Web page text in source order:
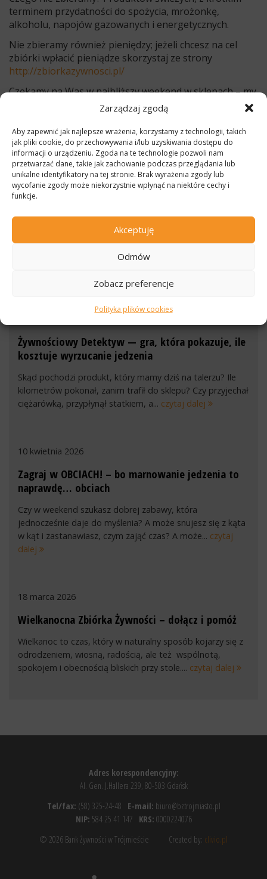
Zarządzaj zgodą
Aby zapewnić jak najlepsze wrażenia, korzystamy z technologii, takich
jak pliki cookie, do przechowywania i/lub uzyskiwania dostępu do
informacji o urządzeniu. Zgoda na te technologie pozwoli nam
przetwarzać dane, takie jak zachowanie podczas przeglądania lub
unikalne identyfikatory na tej stronie. Brak wyrażenia zgody lub
wycofanie zgody może niekorzystnie wpłynąć na niektóre cechy i
funkcje.
Akceptuję
Odmów
Zobacz preferencje
Polityka plików cookies
terminem przydatności do spożycia, mrożonkę,
alkoholu, napojów gazowanych i energetycznych.
Nie zbieramy również pieniędzy; jeżeli chcesz na cel
zbiórki wpłacić pieniądze skorzystaj ze strony
http://zbiorkazywnosci.pl/
Czekamy na Was w najbliższy weekend w sklepach – my
i nasze Organizacje Partnerskie. I z góry DZIĘKUJEMY.
Dane sklepów – gdzie nas znajdziesz
#zbiorkazywnosci #aofr #trojmiasto #trójmiasto
#zbiórkażywności
Działania Organizacji w latach 2022 – 2024
dofinansowane z Funduszy Norweskich w ramach
Programu Aktywni Obywatele – Fundusz Regionalny.
INNE AKTUALNOŚCI
Żywnościowy Detektyw — gra, która pokazuje, ile
kosztuje wyrzucanie jedzenia
Skąd pochodzi produkt, który mamy dziś na talerzu? Ile
kilometrów pokonał, zanim trafił do sklepu? Czy przyjechał
ciężarówką, przypłynął statkiem, a... czytaj dalej
10 kwietnia 2026
Zagraj w OBCIACH! – bo marnowanie jedzenia to
naprawdę… obciach
Czy w weekend szukasz dobrej zabawy, która
jednocześnie daje do myślenia? A może snujesz się z kąta
w kąt i zastanawiasz, czym zająć czas? A może... czytaj
dalej
18 marca 2026
Wielkanocna Zbiórka Żywności – dołącz i pomóż
Wielkanoc to czas, który w naturalny sposób kojarzy się z
odrodzeniem, wiosną, radością, ale też wspólnotą,
spokojem i obecnością bliskich przy stole.... czytaj dalej
Adres korespondencyjny:
Al. Gen. J.Hallera 239, 80-503 Gdańsk
Tel/fax: (58) 325-24-48 E-mail: biuro@bztrojmiasto.pl
NIP: 584 25 41 147 KRS: 0000224076
© 2026 Bank Żywności w Trójmieście
Created by: clivio.pl